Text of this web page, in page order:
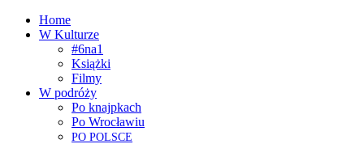
Home
W Kulturze
#6na1
Książki
Filmy
W podróży
Po knajpkach
Po Wrocławiu
PO POLSCE